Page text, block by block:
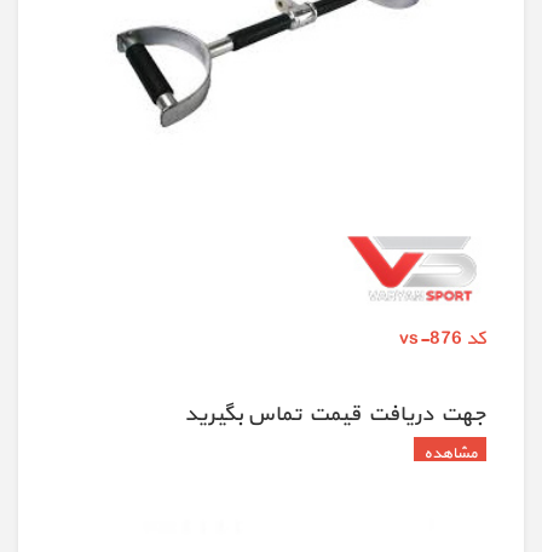
کد vs-876
جهت دريافت قيمت تماس بگيريد